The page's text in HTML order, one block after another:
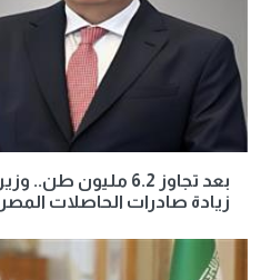
بعد تجاوز 6.2 مليون
زيادة صادرات الحاصلات